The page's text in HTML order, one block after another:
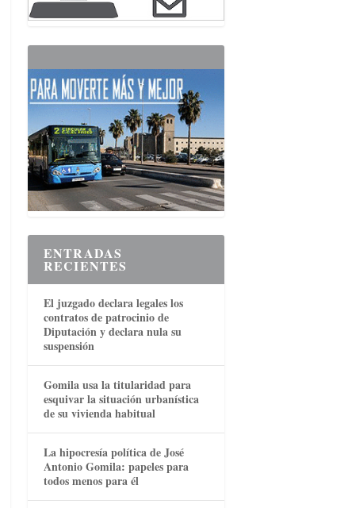
ENTRADAS
RECIENTES
El juzgado declara legales los
contratos de patrocinio de
Diputación y declara nula su
suspensión
Gomila usa la titularidad para
esquivar la situación urbanística
de su vivienda habitual
La hipocresía política de José
Antonio Gomila: papeles para
todos menos para él